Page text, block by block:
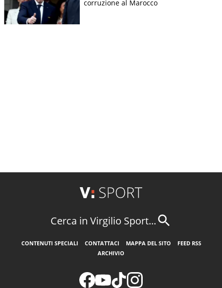
corruzione al Marocco
Cerca in Virgilio Sport...
CONTENUTI SPECIALI CONTATTACI MAPPA DEL SITO
FEED RSS
ARCHIVIO